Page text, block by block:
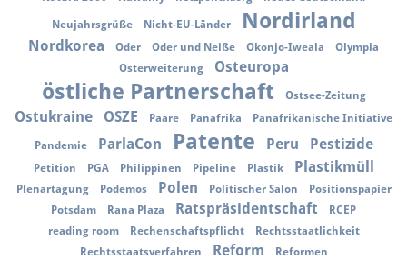
Neujahrsgrüße Nicht-EU-Länder Nordirland
Nordkorea Oder Oder und Neiße Okonjo-Iweala
Olympia
Osterweiterung
Osteuropa
östliche Partnerschaft Ostsee-Zeitung
Ostukraine OSZE Paare Panafrika Panafrikanische Initiative
Pandemie ParlaCon Patente Peru Pestizide
Petition PGA Philippinen Pipeline Plastik Plastikmüll
Plenartagung Podemos Polen Politischer Salon
Positionspapier
Potsdam
Rana Plaza Ratspräsidentschaft
RCEP
reading room
Rechenschaftspflicht
Rechtsstaatlichkeit
Rechtsstaatsverfahren
Reform Reformen